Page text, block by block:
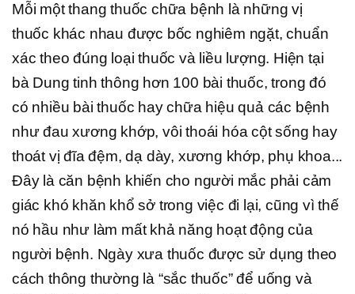
Mỗi một thang thuốc chữa bệnh là những vị
thuốc khác nhau được bốc nghiêm ngặt, chuẩn
xác theo đúng loại thuốc và liều lượng. Hiện tại
bà Dung tinh thông hơn 100 bài thuốc, trong đó
có nhiều bài thuốc hay chữa hiệu quả các bệnh
như đau xương khớp, vôi thoái hóa cột sống hay
thoát vị đĩa đệm, dạ dày, xương khớp, phụ khoa...
Đây là căn bệnh khiến cho người mắc phải cảm
giác khó khăn khổ sở trong việc đi lại, cũng vì thế
nó hầu như làm mất khả năng hoạt động của
người bệnh. Ngày xưa thuốc được sử dụng theo
cách thông thường là “sắc thuốc” để uống và